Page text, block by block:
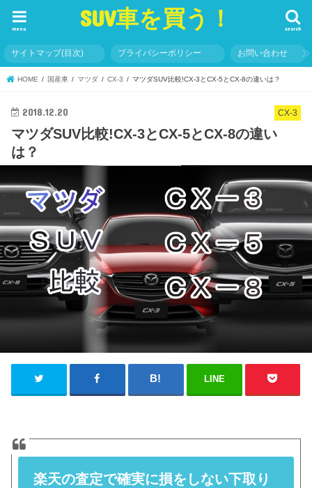
SUV車を買う！ search
menu
サイトマップ(目次) プライバシーポリシー お問い合わせ
HOME 国産車 マツダ CX-3 マツダSUV比較!CX-3とCX-5とCX-8の違いは？
CX-3
2018.12.20
マツダSUV比較!CX-3とCX-5とCX-8の違い
は？
LINE
楽天の査定で確実に損をしない下取り